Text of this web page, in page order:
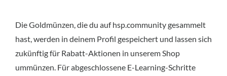
Die Goldmünzen, die du auf hsp.community gesammelt
hast, werden in deinem Profil gespeichert und lassen sich
zukünftig für Rabatt-Aktionen in unserem Shop
ummünzen. Für abgeschlossene E-Learning-Schritte